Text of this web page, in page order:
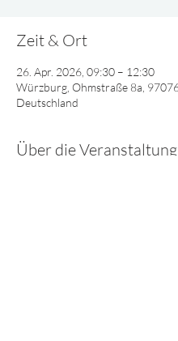
Zeit & Ort
26. Apr. 2026, 09:30 – 12:30
Würzburg, Ohmstraße 8a,
Deutschland
Über die Veranstaltung